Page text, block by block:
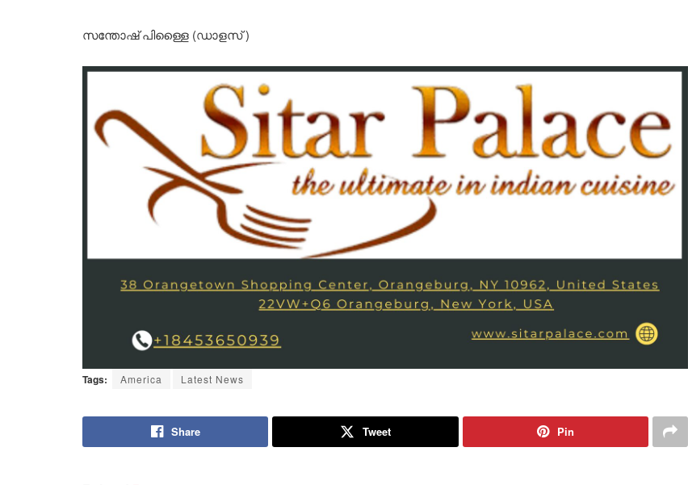
സന്തോഷ് പിള്ളൈ (ഡാളസ് )
Tags: America Latest News
Share Tweet Pin